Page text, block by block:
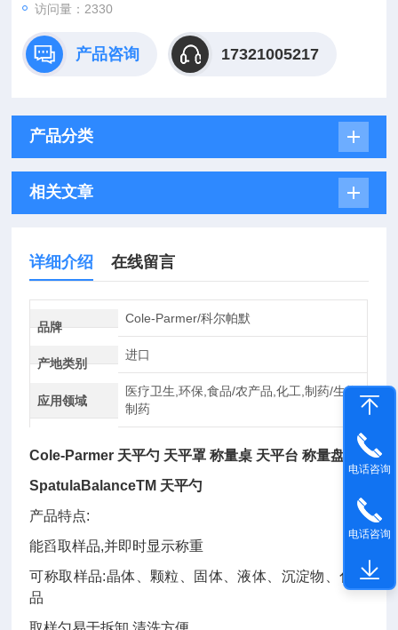
访问量：2330
产品咨询 17321005217
产品分类
相关文章
详细介绍 在线留言
品牌
Cole-Parmer/科尔帕默
产地类别
进口
应用领域
医疗卫生,环保,食品/农产品,化工,制药/生物
制药
Cole-Parmer 天平勺 天平罩 称量桌 天平台 称量盘
SpatulaBalanceTM 天平勺
产品特点:
能舀取样品,并即时显示称重
可称取样品:晶体、颗粒、固体、液体、沉淀物、化学
品
电话咨询
电话咨询